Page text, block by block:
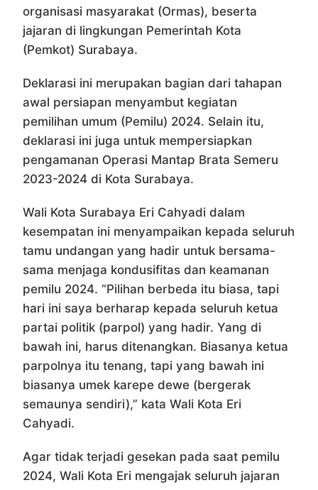
organisasi masyarakat (Ormas), beserta
jajaran di lingkungan Pemerintah Kota
(Pemkot) Surabaya.
Deklarasi ini merupakan bagian dari tahapan
awal persiapan menyambut kegiatan
pemilihan umum (Pemilu) 2024. Selain itu,
deklarasi ini juga untuk mempersiapkan
pengamanan Operasi Mantap Brata Semeru
2023-2024 di Kota Surabaya.
Wali Kota Surabaya Eri Cahyadi dalam
kesempatan ini menyampaikan kepada seluruh
tamu undangan yang hadir untuk bersama-
sama menjaga kondusifitas dan keamanan
pemilu 2024. “Pilihan berbeda itu biasa, tapi
hari ini saya berharap kepada seluruh ketua
partai politik (parpol) yang hadir. Yang di
bawah ini, harus ditenangkan. Biasanya ketua
parpolnya itu tenang, tapi yang bawah ini
biasanya umek karepe dewe (bergerak
semaunya sendiri),” kata Wali Kota Eri
Cahyadi.
Agar tidak terjadi gesekan pada saat pemilu
2024, Wali Kota Eri mengajak seluruh jajaran